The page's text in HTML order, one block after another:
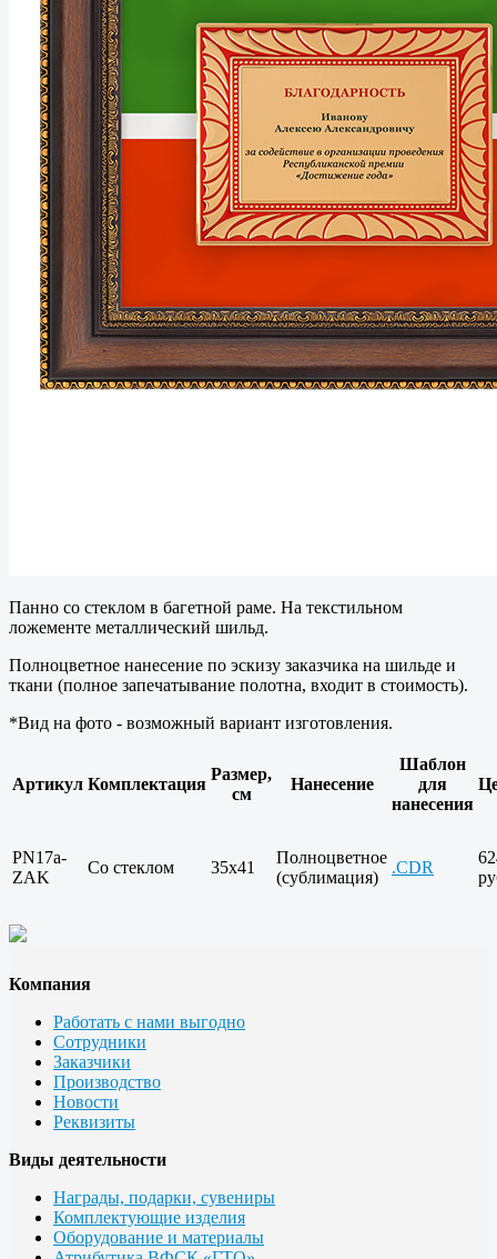
Панно со стеклом в багетной раме. На текстильном
ложементе металлический шильд.
Полноцветное нанесение по эскизу заказчика на шильде и
ткани (полное запечатывание полотна, входит в стоимость).
*Вид на фото - возможный вариант изготовления.
Артикул Комплектация
Размер,
см
Нанесение
Шаблон
для
нанесения
PN17a-
ZAK
Со стеклом 35х41
Полноцветное
(сублимация)
.CDR
Компания
Работать с нами выгодно
Сотрудники
Заказчики
Производство
Новости
Реквизиты
Виды деятельности
Награды, подарки, сувениры
Комплектующие изделия
Оборудование и материалы